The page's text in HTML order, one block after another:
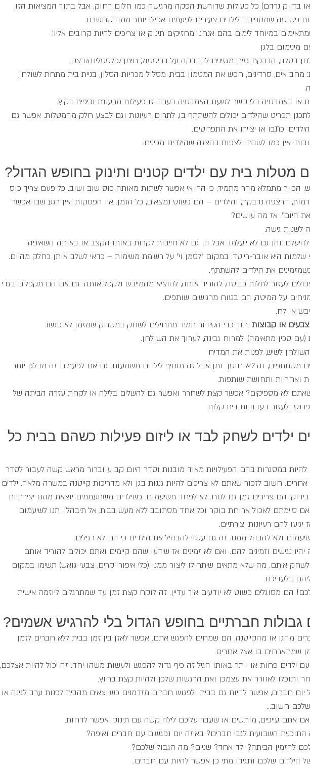
בדיוק נרדם) כל פעילות שדורשת הפקה מרגישה כמו חלום רחוק. אבל בתוך המציאות הזו,
פשוטה שמספיקה לילדים צעירים לפעמים אפילו יותר ממה שחשבנו.
במיוחד לימים בהם אנחנו מחזיקים תינוק או צריכים להיות קרובים אליו:
מינימום בלגן
בסלון, הדבקת גזירי מגזינים להדבקה על בריסטול, חימך/פלסטלינה/בצק.
מחבואים, סרדינים, חפש את המטמון בבית, מסלול מכריות הסלון, בניית בית מתחת לשולחן
או באמבטיה בלי קשר לשעת האמבטיה בערב. זו פעילות מרעננת וכיפית בקיץ.
תפריט שהילדים יכולים להשתתף בו, לתרום רעיונות וגם לבצע חלק מהמטלות. אפשר גם
יכתבו או יציירו את התפריטים.
אין כמו לשבת ולצפות בהצגה שהילדים מכינים.
מטלות בית עם ילדים קטנים ותינוק בחופש הגדול?
הכיור מתמלא מהר מתמיד, כי הרי אי אפשר לשתות מאותה כוס שוב ושוב. כל פעם צריך כוס
הרצפה נדבקת, והילדים – הם פשוט נמצאים, כל הזמן. אין הפסקות. אין רגע שבו אפשר
היום". אז מה עושים?
לשנות גישה.
והן גם לא ייעלמו. אבל הן גם לא חייבות לקרות באותו הקצב או באותה השאיפה
שלמות היא אובר-רייטד. במקום "לסמן וי" על רשימת משימות – כדאי לשלב אותן כחלק מהיום.
את הילדים להשתתף.
לעזור לתלות כביסה, להוריד אותה, להוציא מהמייבש ולקפל אותה. גם אם הם מקפלים בגדי
יבש או לח.
צבעים או קבוצות. תוך כדי הסידור תמיד מתחילים לשחק במשחק שמזמן לא פגשו.
(עם סכין מתאימה), למרוח גבינה, לערוך את השולחן.
לשיש, לפנות את המדיח
משתתפים, זה לא חוסך זמן אבל זה מוסיף לילדים משמעות. גם אם לפעמים זה מבלגן יותר
ואחריות ותחושת שותפות.
לא מספיקים? אפשר קצת לשחרר ואפשר גם להשלים בלילה או לקחת עזרה הביתה של
ולעזור בעבודות בית קלות.
ילדים לשחק לבד או ליזום פעילות כשהם בבית כל
להיות במסגרות בהם הפעילויות מאוד מובנות וסדר היום קבוע וברור מראש קשה לעבור לסדר
חשוב לזכור שאתם לא צריכים להיות גננות בגן ולא מדריכות קייטנה במשרה מלאה. ילדים
הם צריכים זמן גם לנוח. לא לפחד משיעמום. כשילדים משתעממים יוצאת מהם יצירתיות
אם סיימתם לאכול ארוחת בוקר וכל אחד מסתובב ללא מעש בבית, אל תיבהלו. תנו לשיעמום
להם רעיונות יצירתיים.
ולא להבהל ממנו. זה גם עשוי להבהיל את הילדים כי הם לא רגילים.
נגישים וזמינים להם. ואם לא זמינים אז שידעו שהם קיימים ואתם יכולים להוריד אותם
איתם. מה שלא מתאים שיתחילו ליצור ממנו (כלי איפור יקרים, צבעי גואש) תשימו במקום
בלעדיכם.
הם מסוגלים פשוט לא יודעים איך עדיין. זה לוקח קצת זמן עד שמתרגלים ליוזמה אישית.
גבולות חברתיים בחופש הגדול בלי להרגיש אשמים?
מהגן או מהקייטנה. הם שמחים להפגש אתם. אפשר לאזן בין זמן בבית ללא חברים לזמן
שמתארחים בו אצל אחרים.
ילדים פחות או יותר באותו הגיל זה כיף גדול להפגש ולעשות משהו יחד. זה יכול להיות אצלכם,
ותוכלו לאוורר את עצמכן ואת הרגשות שלכן ולהיות קצת בחוץ.
יום חברים, אפשר להיות גם בבית ולפגוש חברים מזדמנים כשיוצאים מהבית לפנות ערב לגינה או
חשוב...
אתם עייפים, מותשים או שעבר עליכם לילה קשה עם תינוק, אפשר לדחות.
השבועית לגבי חברים? באיזה יום נפגשים עם חברים ואיפה?
להזמין הביתה? ילד אחד? שניים? מה הגבול שלכם?
הילדים שלכם ותגידו מתי כן אפשר להיות עם חברים.